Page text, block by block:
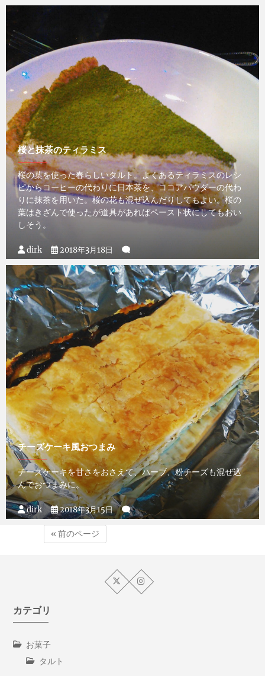
桜と抹茶のティラミス
桜の葉を使った春らしいタルト。よくあるティラミスのレシ
ピからコーヒーの代わりに日本茶を、ココアパウダーの代わ
りに抹茶を用いた。桜の花も混ぜ込んだりしてもよい。桜の
葉はきざんで使ったが道具があればペースト状にしてもおい
しそう。
dirk 2018年3月18日
チーズケーキ風おつまみ
チーズケーキを甘さをおさえて、ハーブ、粉チーズも混ぜ込
んでおつまみに。
dirk 2018年3月15日
« 前のページ
カテゴリ
お菓子
タルト